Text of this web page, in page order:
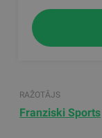
RAŽOTĀJS
Franziski Sports